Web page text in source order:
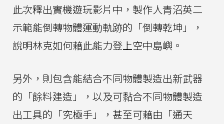
此次釋出實機遊玩影片中，製作人青沼英二
示範能倒轉物體運動軌跡的「倒轉乾坤」，
說明林克如何藉此能力登上空中島嶼。
另外，則包含能結合不同物體製造出新武器
的「餘料建造」，以及可黏合不同物體製造
出工具的「究極手」，甚至可藉由「通天